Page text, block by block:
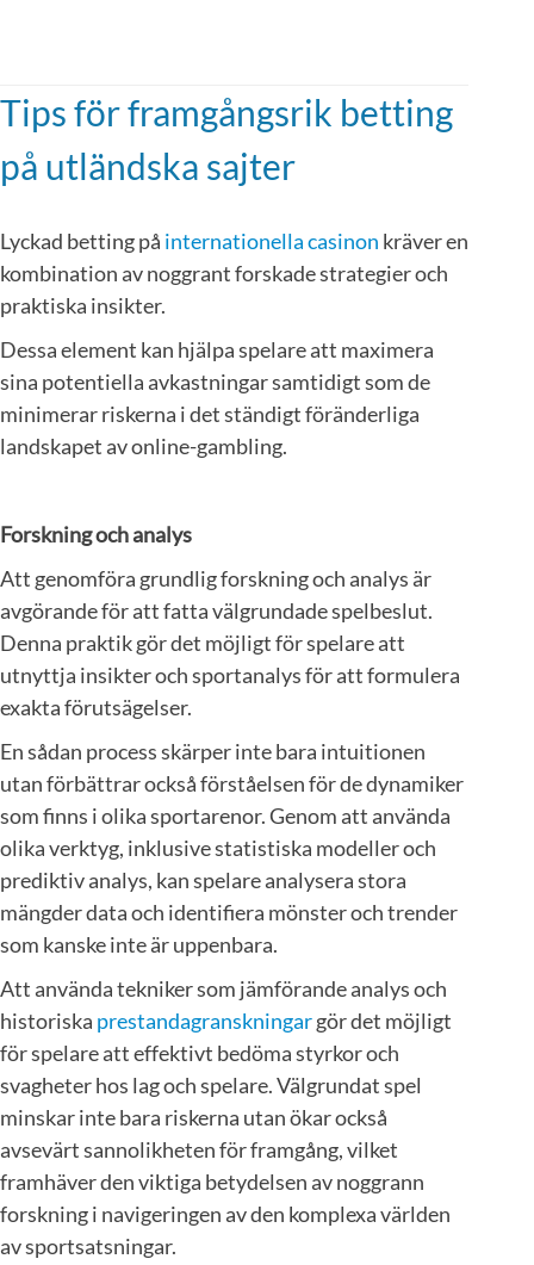
Tips för framgångsrik betting
på utländska sajter
Lyckad betting på internationella casinon kräver en
kombination av noggrant forskade strategier och
praktiska insikter.
Dessa element kan hjälpa spelare att maximera
sina potentiella avkastningar samtidigt som de
minimerar riskerna i det ständigt föränderliga
landskapet av online-gambling.
Forskning och analys
Att genomföra grundlig forskning och analys är
avgörande för att fatta välgrundade spelbeslut.
Denna praktik gör det möjligt för spelare att
utnyttja insikter och sportanalys för att formulera
exakta förutsägelser.
En sådan process skärper inte bara intuitionen
utan förbättrar också förståelsen för de dynamiker
som finns i olika sportarenor. Genom att använda
olika verktyg, inklusive statistiska modeller och
prediktiv analys, kan spelare analysera stora
mängder data och identifiera mönster och trender
som kanske inte är uppenbara.
Att använda tekniker som jämförande analys och
historiska prestandagranskningargör det möjligt
för spelare att effektivt bedöma styrkor och
svagheter hos lag och spelare. Välgrundat spel
minskar inte bara riskerna utan ökar också
avsevärt sannolikheten för framgång, vilket
framhäver den viktiga betydelsen av noggrann
forskning i navigeringen av den komplexa världen
av sportsatsningar.